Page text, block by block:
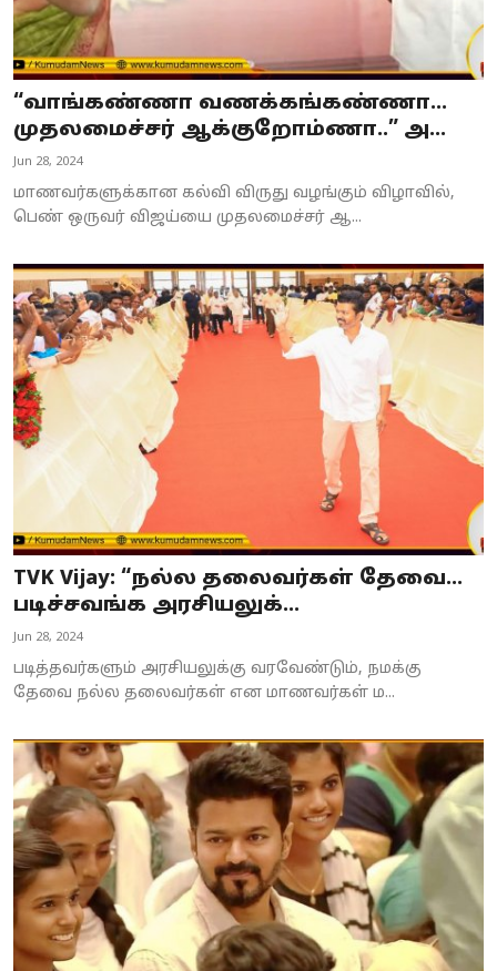
“வாங்கண்ணா வணக்கங்கண்ணா...
முதலமைச்சர் ஆக்குறோம்ணா..” அ...
Jun 28, 2024
மாணவர்களுக்கான கல்வி விருது வழங்கும் விழாவில்,
பெண் ஒருவர் விஜய்யை முதலமைச்சர் ஆ...
TVK Vijay: “நல்ல தலைவர்கள் தேவை...
படிச்சவங்க அரசியலுக்...
Jun 28, 2024
படித்தவர்களும் அரசியலுக்கு வரவேண்டும், நமக்கு
தேவை நல்ல தலைவர்கள் என மாணவர்கள் ம...